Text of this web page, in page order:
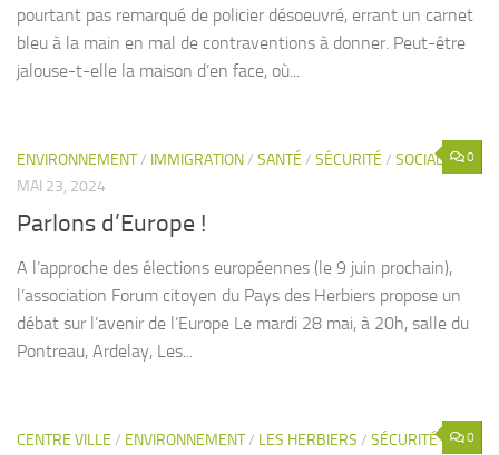
pourtant pas remarqué de policier désoeuvré, errant un carnet
bleu à la main en mal de contraventions à donner. Peut-être
jalouse-t-elle la maison d’en face, où...
0
ENVIRONNEMENT/ IMMIGRATION/ SANTÉ / SÉCURITÉ / SOCIAL
MAI 23, 2024
Parlons d’Europe !
A l’approche des élections européennes (le 9 juin prochain),
l’association Forum citoyen du Pays des Herbiers propose un
débat sur l’avenir de l’Europe Le mardi 28 mai, à 20h, salle du
Pontreau, Ardelay, Les...
0
CENTRE VILLE / ENVIRONNEMENT/ LES HERBIERS / SÉCURITÉ